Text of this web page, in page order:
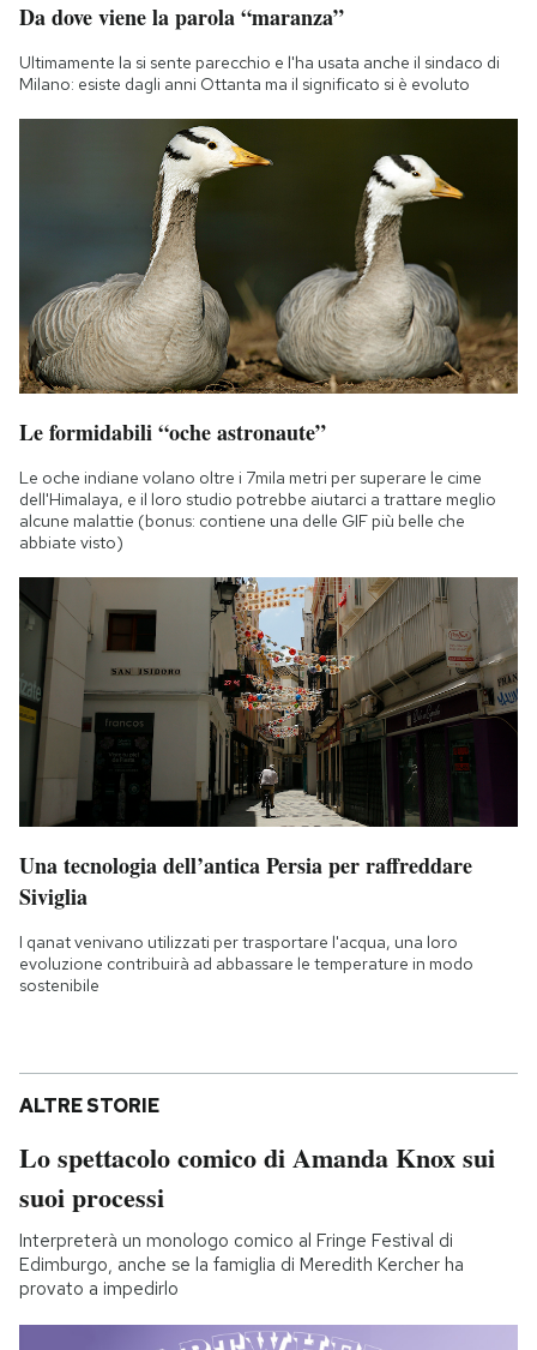
Da dove viene la parola “maranza”
Ultimamente la si sente parecchio e l'ha usata anche il sindaco di
Milano: esiste dagli anni Ottanta ma il significato si è evoluto
Le formidabili “oche astronaute”
Le oche indiane volano oltre i 7mila metri per superare le cime
dell'Himalaya, e il loro studio potrebbe aiutarci a trattare meglio
alcune malattie (bonus: contiene una delle GIF più belle che
abbiate visto)
Una tecnologia dell’antica Persia per raffreddare
Siviglia
I qanat venivano utilizzati per trasportare l'acqua, una loro
evoluzione contribuirà ad abbassare le temperature in modo
sostenibile
ALTRE STORIE
Lo spettacolo comico di Amanda Knox sui
suoi processi
Interpreterà un monologo comico al Fringe Festival di
Edimburgo, anche se la famiglia di Meredith Kercher ha
provato a impedirlo